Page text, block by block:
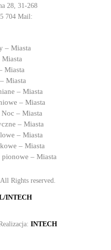
28, 31-268
704 Mail:
– Miasta
Miasta
Miasta
– Miasta
– Miasta
– Miasta
– Miasta
– Miasta
– Miasta
– Miasta
Rights reserved.
INTECH
INTECH